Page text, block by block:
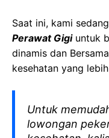
Saat ini, kami
Perawat Gigiuntuk
dinamis dan
kesehatan yang
Untuk
lowongan